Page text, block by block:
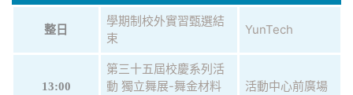
整日
學期制校外實習甄選結
束
YunTech
13:00
第三十五屆校慶系列活
動 獨立舞展-舞金材料
活動中心前廣場